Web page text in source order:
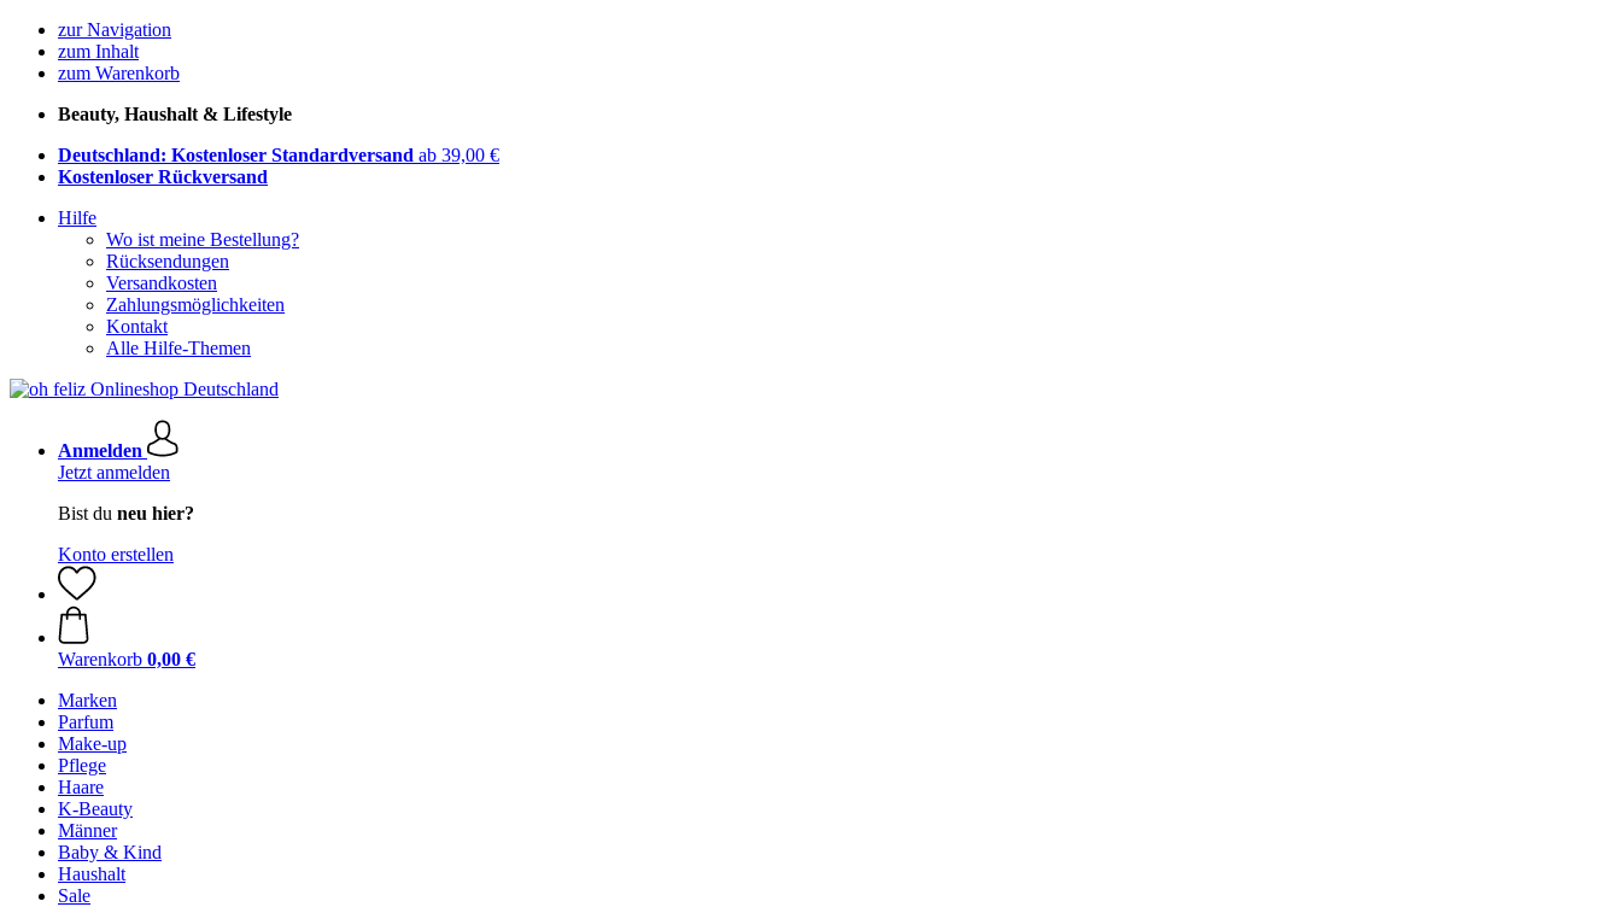
zur Navigation
zum Inhalt
zum Warenkorb
Beauty, Haushalt & Lifestyle
Deutschland: Kostenloser Standardversand ab 39,00 €
Kostenloser Rückversand
Hilfe
Wo ist meine Bestellung?
Rücksendungen
Versandkosten
Zahlungsmöglichkeiten
Kontakt
Alle Hilfe-Themen
Anmelden
Jetzt anmelden
Bist du neu hier?
Konto erstellen
Warenkorb 0,00 €
Marken
Parfum
Make-up
Pflege
Haare
K-Beauty
Männer
Baby & Kind
Haushalt
Sale